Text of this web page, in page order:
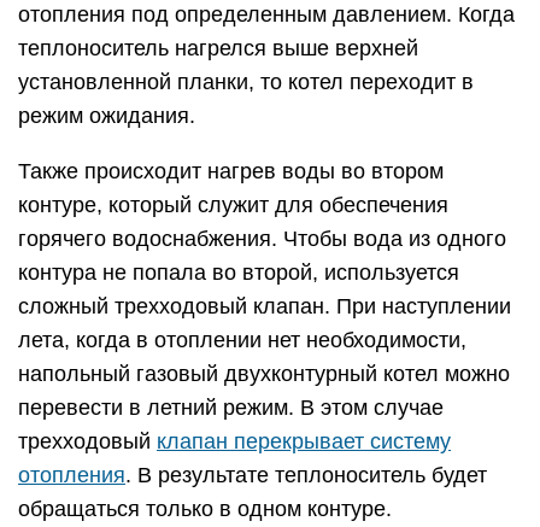
отопления под определенным давлением. Когда
теплоноситель нагрелся выше верхней
установленной планки, то котел переходит в
режим ожидания.
Также происходит нагрев воды во втором
контуре, который служит для обеспечения
горячего водоснабжения. Чтобы вода из одного
контура не попала во второй, используется
сложный трехходовый клапан. При наступлении
лета, когда в отоплении нет необходимости,
напольный газовый двухконтурный котел можно
перевести в летний режим. В этом случае
трехходовый клапан перекрывает систему
отопления. В результате теплоноситель будет
обращаться только в одном контуре.